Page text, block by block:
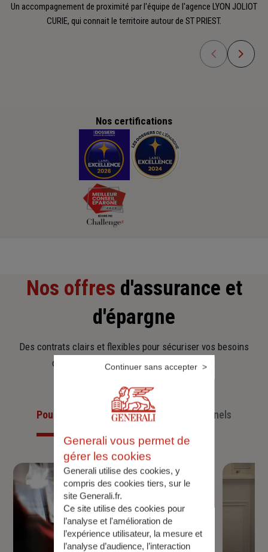
Un accompagnement de proximité par l'équipe de l'agence LYON JOLIOT
CURIE, qui connait le territoire autour de ST PRIEST.
Nos certifications
Nos offres d'assurance et
d'épargne
Des contrats clairs et flexibles pour sécuriser vos besoins
d’aujourd’hui et anticiper ceux de demain.
Pour les particuliersPour les professionnels
Generali vous permet de
gérer les cookies
Generali utilise des cookies, y
compris des cookies tiers, sur le
site Generali.fr.
Ce site utilise des cookies pour
l’analyse et l'amélioration de
l’expérience utilisateur, la mesure et
l’analyse d’audience, l’interaction
Continuer sans accepter